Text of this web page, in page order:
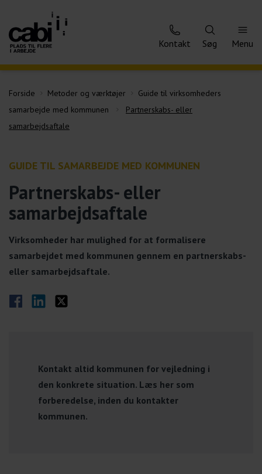
Kontakt Søg Menu
Forside Metoder og værktøjer
Guide til virksomheders
samarbejde med kommunen
Partnerskabs- eller
samarbejdsaftale
GUIDE TIL SAMARBEJDE MED KOMMUNEN
Partnerskabs- eller
samarbejdsaftale
Virksomheder har mulighed for at formalisere
samarbejdet med kommunen gennem en partnerskabs-
eller samarbejdsaftale.
Del på Facebook
Del på LinkedIn
Del på Twitter
Kontakt altid kommunen for vejledning i
den konkrete situation. Læs her som
forberedelse, inden du kontakter
kommunen.